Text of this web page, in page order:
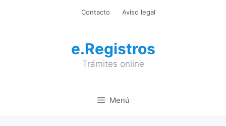
Contacto Aviso legal
e.Registros
Trámites online
Menú